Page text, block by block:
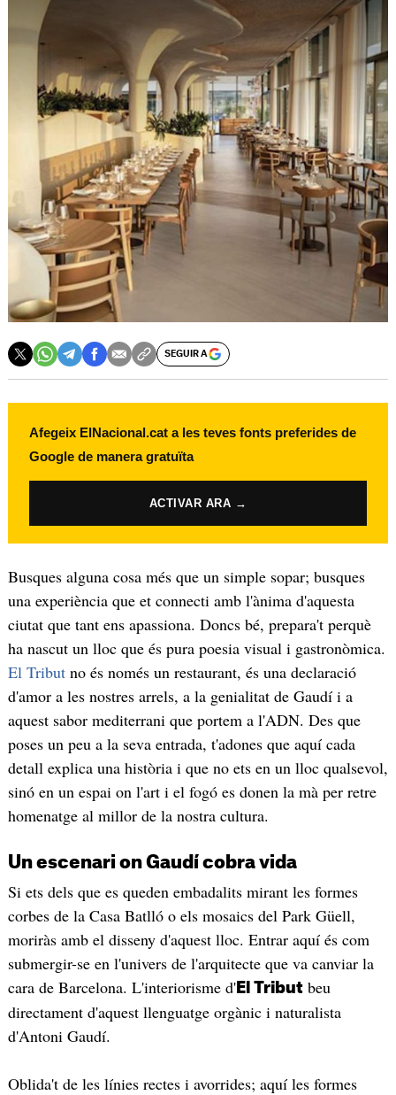
SEGUIR A
Afegeix ElNacional.cat a les teves fonts preferides de
Google de manera gratuïta
ACTIVAR ARA →
Busques alguna cosa més que un simple sopar; busques
una experiència que et connecti amb l'ànima d'aquesta
ciutat que tant ens apassiona. Doncs bé, prepara't perquè
ha nascut un lloc que és pura poesia visual i gastronòmica.
El Tributno és només un restaurant, és una declaració
d'amor a les nostres arrels, a la genialitat de Gaudí i a
aquest sabor mediterrani que portem a l'ADN. Des que
poses un peu a la seva entrada, t'adones que aquí cada
detall explica una història i que no ets en un lloc qualsevol,
sinó en un espai on l'art i el fogó es donen la mà per retre
homenatge al millor de la nostra cultura.
​Un escenari on Gaudí cobra vida
​Si ets dels que es queden embadalits mirant les formes
corbes de la Casa Batlló o els mosaics del Park Güell,
moriràs amb el disseny d'aquest lloc. Entrar aquí és com
submergir-se en l'univers de l'arquitecte que va canviar la
cara de Barcelona. L'interiorisme d'El Tributbeu
directament d'aquest llenguatge orgànic i naturalista
d'Antoni Gaudí.
Oblida't de les línies rectes i avorrides; aquí les formes